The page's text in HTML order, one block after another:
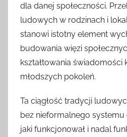
dla danej społeczności.
ludowych w rodzinach i
stanowi istotny element
budowania więzi
kształtowania świadomości
młodszych pokoleń.
Ta ciągłość tradycji
bez nieformalnego
jaki funkcjonował i nadal